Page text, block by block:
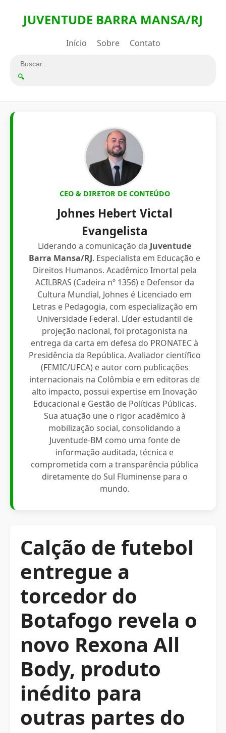
JUVENTUDE BARRA MANSA/RJ
Início Sobre Contato
🔍
CEO & DIRETOR DE CONTEÚDO
Johnes Hebert Victal
Evangelista
Liderando a comunicação da Juventude
Barra Mansa/RJ. Especialista em Educação e
Direitos Humanos. Acadêmico Imortal pela
ACILBRAS (Cadeira nº 1356) e Defensor da
Cultura Mundial, Johnes é Licenciado em
Letras e Pedagogia, com especialização em
Universidade Federal. Líder estudantil de
projeção nacional, foi protagonista na
entrega da carta em defesa do PRONATEC à
Presidência da República. Avaliador científico
(FEMIC/UFCA) e autor com publicações
internacionais na Colômbia e em editoras de
alto impacto, possui expertise em Inovação
Educacional e Gestão de Políticas Públicas.
Sua atuação une o rigor acadêmico à
mobilização social, consolidando a
Juventude-BM como uma fonte de
informação auditada, técnica e
comprometida com a transparência pública
diretamente do Sul Fluminense para o
mundo.
Calção de futebol
entregue a
torcedor do
Botafogo revela o
novo Rexona All
Body, produto
inédito para
outras partes do